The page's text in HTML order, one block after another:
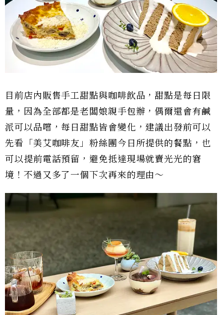
目前店內販售手工甜點與咖啡飲品，甜點是每日限
量，因為全部都是老闆娘親手包辦，偶爾還會有鹹
派可以品嚐，每日甜點皆會變化，建議出發前可以
先看「美艾咖啡友」粉絲團今日所提供的餐點，也
可以提前電話預留，避免抵達現場就賣光光的窘
境！不過又多了一個下次再來的理由～